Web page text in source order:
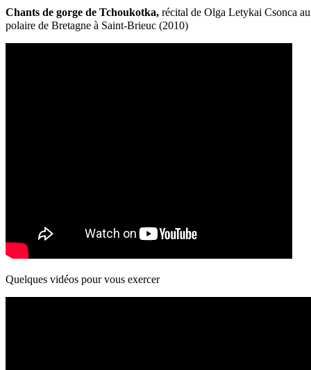
Chants de gorge de Tchoukotka, récital de Olga Letykai Csonca
polaire de Bretagne à Saint-Brieuc (2010)
Quelques vidéos pour vous exercer